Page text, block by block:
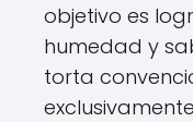
objetivo es
humedad y
torta